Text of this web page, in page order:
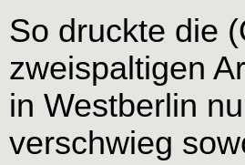
So druckte die
zweispaltigen
in Westberlin
verschwieg